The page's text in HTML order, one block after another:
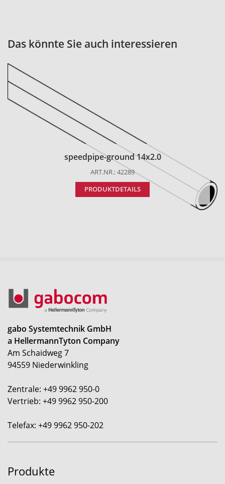
Das könnte Sie auch interessieren
speedpipe-ground 14x2.0
ART.NR.: 42289
PRODUKTDETAILS
gabo Systemtechnik GmbH
a HellermannTyton Company
Am Schaidweg 7
94559 Niederwinkling
Zentrale: +49 9962 950-0
Vertrieb: +49 9962 950-200
Telefax: +49 9962 950-202
Produkte